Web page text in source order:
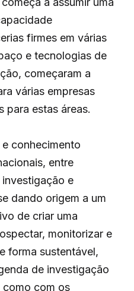
firmes em várias
e tecnologias de
começaram a
várias empresas
para estas áreas.
conhecimento
entre
e
dando origem a um
de criar uma
monitorizar e
forma sustentável,
de investigação
com os